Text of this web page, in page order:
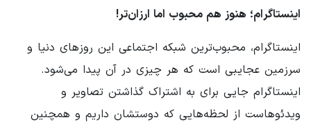
اینستاگرام؛ هنوز هم محبوب اما ارزان‌تر!
اینستاگرام، محبوب‌ترین شبکه اجتماعی این روزهای دنیا و
سرزمین عجایبی است که هر چیزی در آن پیدا می‌شود.
اینستاگرام جایی برای به اشتراک‌ گذاشتن تصاویر و
ویدئوهاست از لحظه‌هایی که دوستشان داریم و همچنین